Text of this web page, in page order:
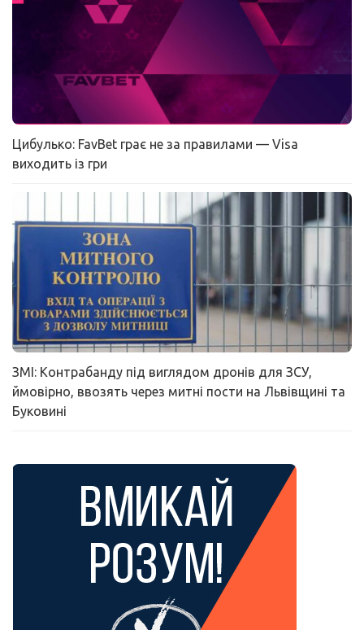
Цибулько: FavBet грає не за правилами — Visa
виходить із гри
ЗМІ: Контрабанду під виглядом дронів для ЗСУ,
ймовірно, ввозять через митні пости на Львівщині та
Буковині